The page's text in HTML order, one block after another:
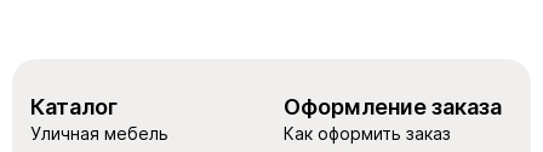
Каталог
Уличная мебель
Оформление заказа
Как оформить заказ